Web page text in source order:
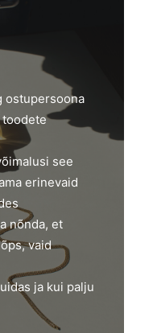
ostupersoona
toodete
see
erinevaid
nõnda, et
vaid
ja kui palju